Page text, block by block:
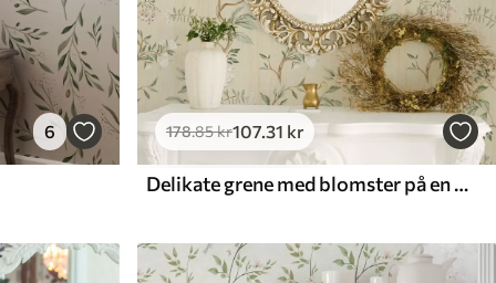
6 178.85kr107.31 kr
Delikate grene med blomster på en varm cremefarvet baggrund